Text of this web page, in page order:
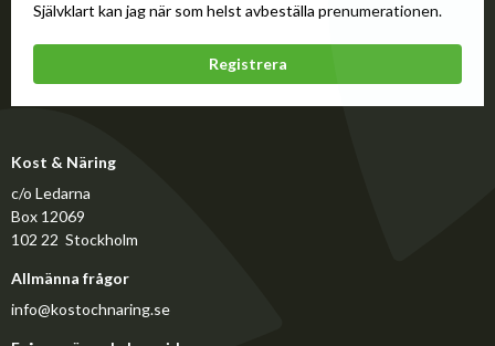
Självklart kan jag när som helst avbeställa prenumerationen.
Registrera
Kost & Näring
c/o Ledarna
Box 12069
102 22 Stockholm
Allmänna frågor
info@kostochnaring.se